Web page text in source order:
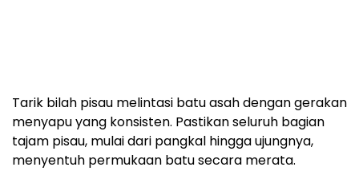
Tarik bilah pisau melintasi batu asah dengan gerakan
menyapu yang konsisten. Pastikan seluruh bagian
tajam pisau, mulai dari pangkal hingga ujungnya,
menyentuh permukaan batu secara merata.